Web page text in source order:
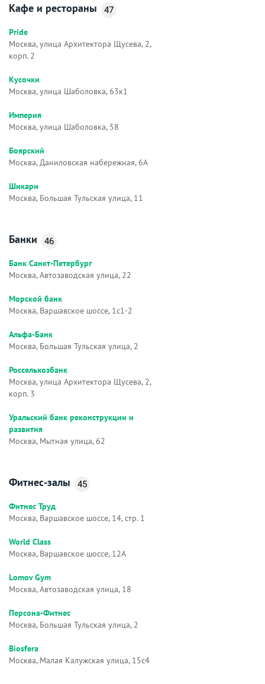
Кафе и рестораны 47
Pride
Москва, улица Архитектора Щусева, 2,
корп. 2
Кусочки
Москва, улица Шаболовка, 63к1
Империя
Москва, улица Шаболовка, 58
Боярский
Москва, Даниловская набережная, 6А
Шикари
Москва, Большая Тульская улица, 11
Банки 46
Банк Санкт-Петербург
Москва, Автозаводская улица, 22
Морской банк
Москва, Варшавское шоссе, 1с1-2
Альфа-Банк
Москва, Большая Тульская улица, 2
Россельхозбанк
Москва, улица Архитектора Щусева, 2,
корп. 3
Уральский банк реконструкции и
развития
Москва, Мытная улица, 62
Фитнес-залы 45
Фитнес Труд
Москва, Варшавское шоссе, 14, стр. 1
World Class
Москва, Варшавское шоссе, 12А
Lomov Gym
Москва, Автозаводская улица, 18
Персона-Фитнес
Москва, Большая Тульская улица, 2
Biosfera
Москва, Малая Калужская улица, 15с4